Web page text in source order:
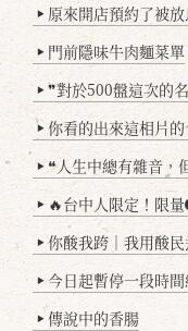
▶ 原來開店預約了被
▶ 門前隱味牛肉麵菜單
▶ ❞對於500盤這次的
▶ 你看的出來這相片
▶ ❝人生中總有雜音，
▶ 🔥台中人限定！限量➊𝟬𝟬𝟬顆「阿伯手
▶ 你酸我跨｜我用酸
▶ 今日起暫停一段時
▶ 傳說中的香腸